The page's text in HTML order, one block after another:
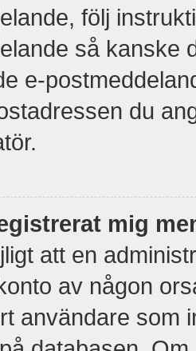
följ
så kanske
e-
du
mig
att en
av någon
användare som